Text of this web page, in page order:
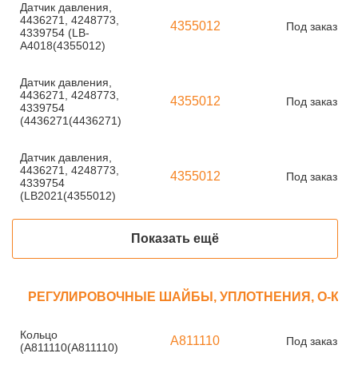
Датчик давления,
4436271, 4248773,
4339754 (LB-
A4018(4355012)
4355012 Под заказ
Датчик давления,
4436271, 4248773,
4339754
(4436271(4436271)
4355012 Под заказ
Датчик давления,
4436271, 4248773,
4339754
(LB2021(4355012)
4355012 Под заказ
Показать ещё
РЕГУЛИРОВОЧНЫЕ ШАЙБЫ, УПЛОТНЕНИЯ, О-
Кольцо
(A811110(A811110)
A811110 Под заказ